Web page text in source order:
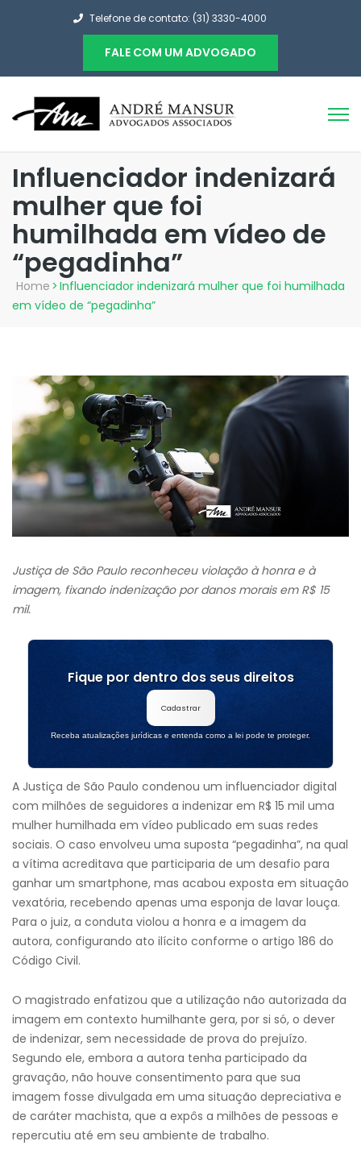
Telefone de contato: (31) 3330-4000
FALE COM UM ADVOGADO
Influenciador indenizará
mulher que foi
humilhada em vídeo de
“pegadinha”
Home > Influenciador indenizará mulher que foi humilhada
em vídeo de “pegadinha”
Justiça de São Paulo reconheceu violação à honra e à
imagem, fixando indenização por danos morais em R$ 15
mil.
Fique por dentro dos seus direitos
Cadastrar
Receba atualizações jurídicas e entenda como a lei pode te proteger.
A Justiça de São Paulo condenou um influenciador digital
com milhões de seguidores a indenizar em R$ 15 mil uma
mulher humilhada em vídeo publicado em suas redes
sociais. O caso envolveu uma suposta “pegadinha”, na qual
a vítima acreditava que participaria de um desafio para
ganhar um smartphone, mas acabou exposta em situação
vexatória, recebendo apenas uma esponja de lavar louça.
Para o juiz, a conduta violou a honra e a imagem da
autora, configurando ato ilícito conforme o artigo 186 do
Código Civil.
O magistrado enfatizou que a utilização não autorizada da
imagem em contexto humilhante gera, por si só, o dever
de indenizar, sem necessidade de prova do prejuízo.
Segundo ele, embora a autora tenha participado da
gravação, não houve consentimento para que sua
imagem fosse divulgada em uma situação depreciativa e
de caráter machista, que a expôs a milhões de pessoas e
repercutiu até em seu ambiente de trabalho.